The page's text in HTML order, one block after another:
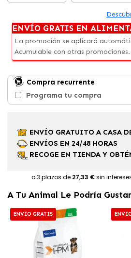
ENVÍO GRATIS EN
La promoción se aplicará
Acumulable con otras promociones.
Compra recurrente
Programa tu compra
ENVÍO GRATUITO A CASA
ENVÍOS EN 24/48 HORAS
RECOGE EN TIENDA Y
A Tu Animal Le Podría
ENVÍO GRATIS